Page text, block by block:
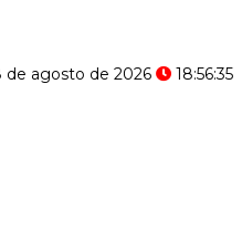
de agosto de 2026 18:56:36